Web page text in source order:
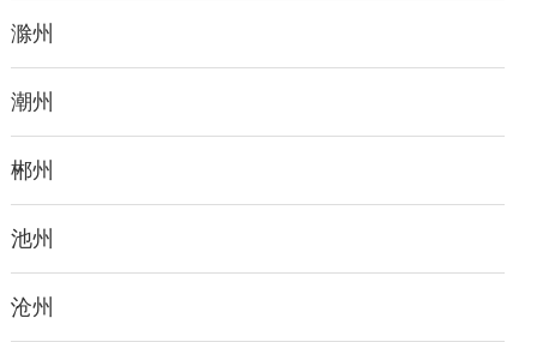
滁州
潮州
郴州
池州
沧州